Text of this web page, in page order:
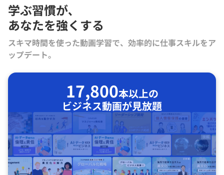
学ぶ習慣が､
あなたを強くする
スキマ時間を使った動画学習で、効率的に仕事スキルをア
ップデート。
17,800本以上の
ビジネス動画が見放題